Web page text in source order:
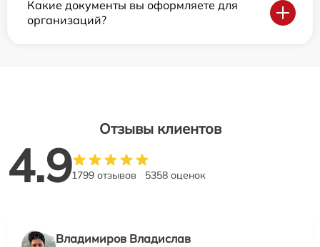
Какие документы вы оформляете для
организаций?
Отзывы клиентов
4.91799 отзывов 5358 оценок
Владимиров Владислав